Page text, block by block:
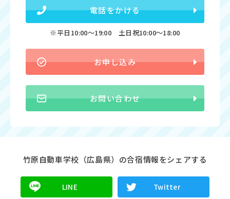
電話をかける
※平日10:00〜19:00 土日祝10:00〜18:00
お申し込み
お問い合わせ
竹原自動車学校（広島県）の合宿情報をシェアする
LINE Twitter